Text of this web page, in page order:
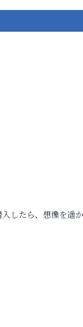
したら、想像を遥